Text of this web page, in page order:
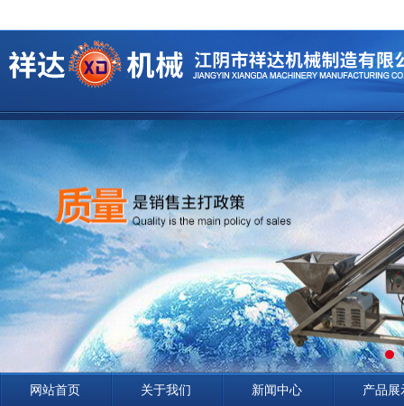
网站首页 关于我们 新闻中心 产品展